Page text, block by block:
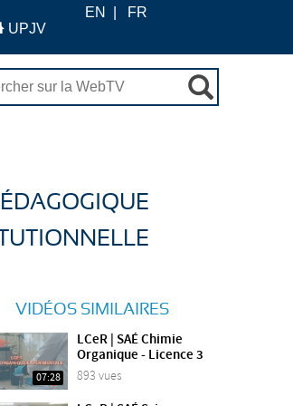
UPJV
EN FR
VIDÉOS SIMILAIRES
07:28
LCeR | SAÉ Chimie
Organique - Licence 3
893 vues